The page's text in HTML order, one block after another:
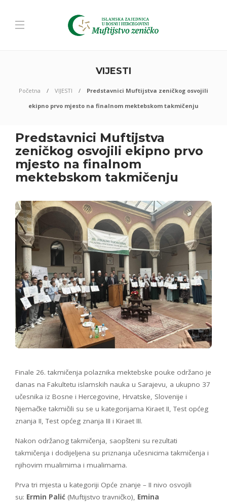
VIJESTI
Početna VIJESTI
Predstavnici Muftijstva zeničkog osvojili
ekipno prvo mjesto na finalnom mektebskom takmičenju
Predstavnici Muftijstva
zeničkog osvojili ekipno prvo
mjesto na finalnom
mektebskom takmičenju
Finale 26. takmičenja polaznika mektebske pouke održano je
danas na Fakultetu islamskih nauka u Sarajevu, a ukupno 37
učesnika iz Bosne i Hercegovine, Hrvatske, Slovenije i
Njemačke takmičili su se u kategorijama Kiraet II, Test općeg
znanja II, Test općeg znanja III i Kiraet III.
Nakon održanog takmičenja, saopšteni su rezultati
takmičenja i dodijeljena su priznanja učesnicima takmičenja i
njihovim mualimima i mualimama.
Prva tri mjesta u kategoriji Opće znanje – II nivo osvojili
su: Ermin Palić (Muftijstvo travničko), Emina